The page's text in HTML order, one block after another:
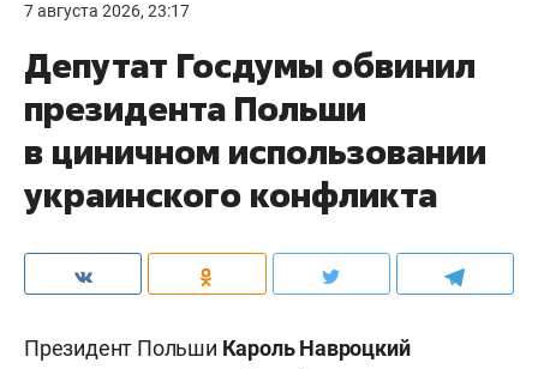
7 августа 2026, 23:17
Депутат Госдумы обвинил
президента Польши
в циничном использовании
украинского конфликта
Президент Польши Кароль Навроцкий